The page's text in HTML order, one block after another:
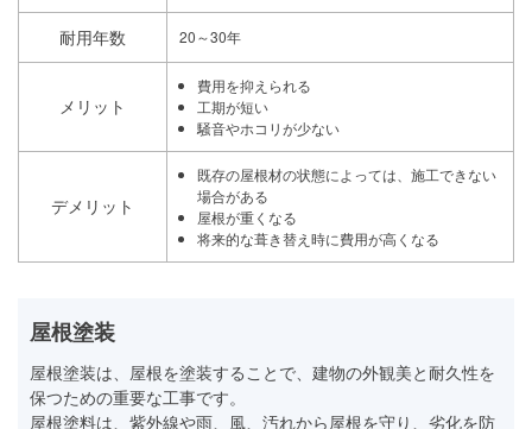
耐用年数 20～30年
メリット
費用を抑えられる
工期が短い
騒音やホコリが少ない
デメリット
既存の屋根材の状態によっては、施工できない
場合がある
屋根が重くなる
将来的な葺き替え時に費用が高くなる
屋根塗装
屋根塗装は、屋根を塗装することで、建物の外観美と耐久性を
保つための重要な工事です。
屋根塗料は、紫外線や雨、風、汚れから屋根を守り、劣化を防